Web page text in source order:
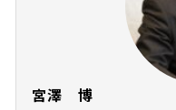
宮澤 博